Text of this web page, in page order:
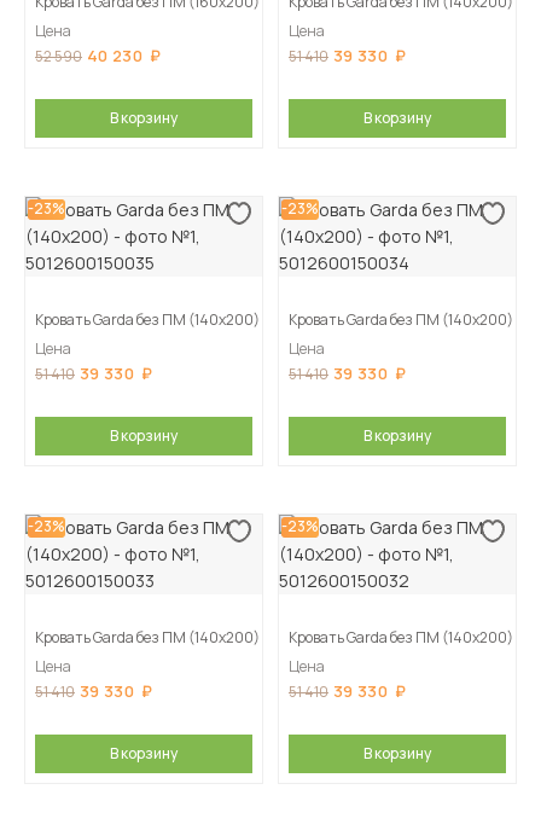
Цена
52 590 40 230
В корзину
Цена
51 410 39 330
В корзину
-23%
Кровать Garda без ПМ (140х200)
Цена
51 410 39 330
В корзину
-23%
Кровать Garda без ПМ (140х200)
Цена
51 410 39 330
В корзину
-23%
Кровать Garda без ПМ (140х200)
Цена
51 410 39 330
В корзину
-23%
Кровать Garda без ПМ (140х200)
Цена
51 410 39 330
В корзину